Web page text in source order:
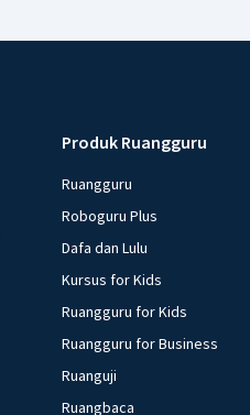
Produk Ruangguru
Ruangguru
Roboguru Plus
Dafa dan Lulu
Kursus for Kids
Ruangguru for Kids
Ruangguru for Business
Ruanguji
Ruangbaca